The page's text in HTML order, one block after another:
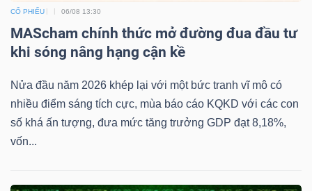
CỔ PHIẾU 06/08 13:30
MAScham chính thức mở đường đua đầu tư
khi sóng nâng hạng cận kề
Nửa đầu năm 2026 khép lại với một bức tranh vĩ mô có
nhiều điểm sáng tích cực, mùa báo cáo KQKD với các con
số khá ấn tượng, đưa mức tăng trưởng GDP đạt 8,18%,
vốn...